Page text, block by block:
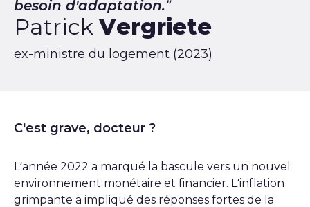
besoin d'adaptation.
PatrickVergriete
ex-ministre du logement (2023)
C'est grave, docteur ?
L’année 2022 a marqué la bascule vers un nouvel
environnement monétaire et financier. L’inflation
grimpante a impliqué des réponses fortes de la